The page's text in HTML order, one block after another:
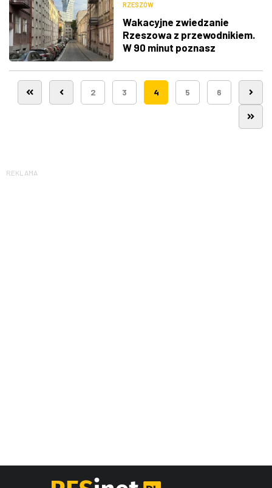
RZESZÓW
Wakacyjne zwiedzanie
Rzeszowa z przewodnikiem.
W 90 minut poznasz
Śródmieścia
2 3 4 5 6
REKLAMA